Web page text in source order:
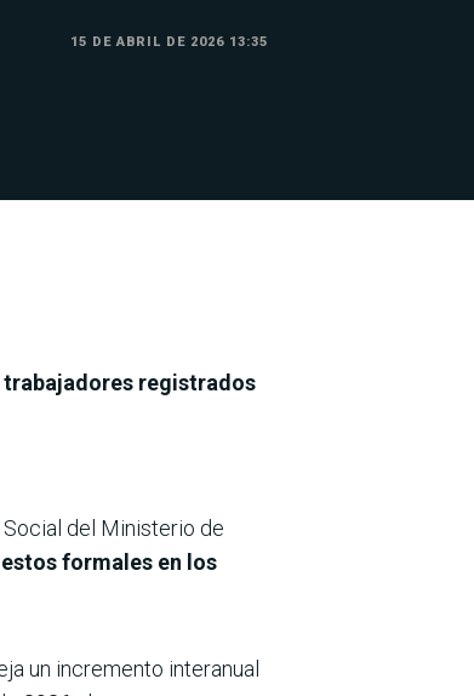
15 DE ABRIL DE 2026 13:35
trabajadores registrados
del Ministerio de
formales en los
un incremento interanual